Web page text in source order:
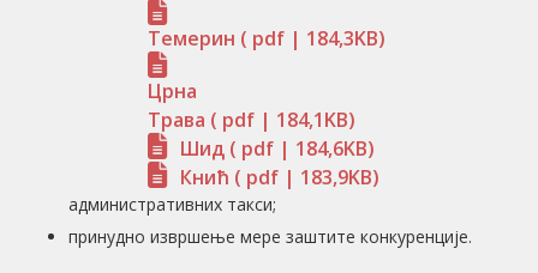
Темерин ( pdf | 184,3KB)
Црна
Трава ( pdf | 184,1KB)
Шид ( pdf | 184,6KB)
Кнић ( pdf | 183,9KB)
административних такси;
принудно извршење мере заштите конкуренције.